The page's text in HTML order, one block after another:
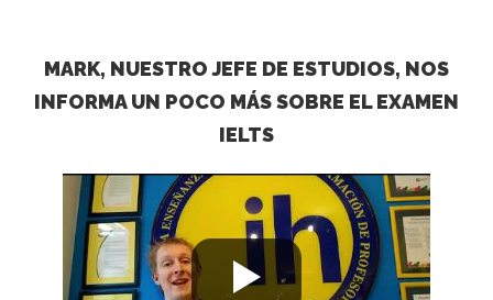
MARK, NUESTRO JEFE DE ESTUDIOS, NOS
INFORMA UN POCO MÁS SOBRE EL EXAMEN
IELTS